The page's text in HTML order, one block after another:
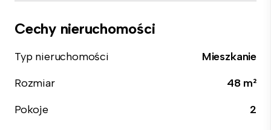
Cechy nieruchomości
Typ nieruchomości
Mieszkanie
Rozmiar
48 m²
Pokoje
2